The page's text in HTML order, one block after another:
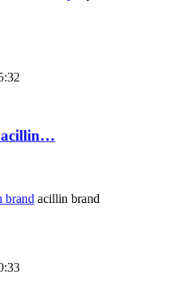
acillin…
brand acillin brand